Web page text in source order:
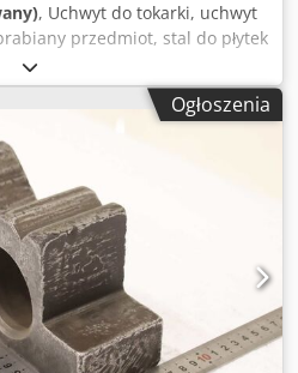
, Uchwyt do tokarki, uchwyt
przedmiot, stal do płytek
uchwyt do cięcia,
-Producent: WIDIA, WIDAX
z uchwytem zaciskowym
Widax 1195617 DEP -Ilość: 3
-Wymiary kartonu:
kg/szt.
Ogłoszenia